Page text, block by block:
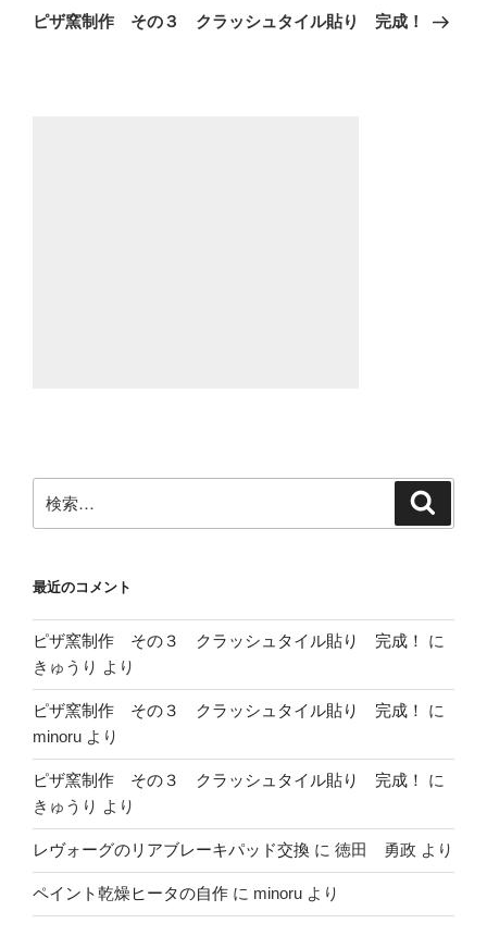
ゲ
の
ピザ窯制作 その３ クラッシュタイル貼り 完成！
索:
最近のコメント
ピザ窯制作 その３ クラッシュタイル貼り 完成！
に
きゅうり より
ピザ窯制作 その３ クラッシュタイル貼り 完成！
に
minoru より
ピザ窯制作 その３ クラッシュタイル貼り 完成！
に
きゅうり より
レヴォーグのリアブレーキパッド交換 に 徳田 勇政 より
ペイント乾燥ヒータの自作 に minoru より